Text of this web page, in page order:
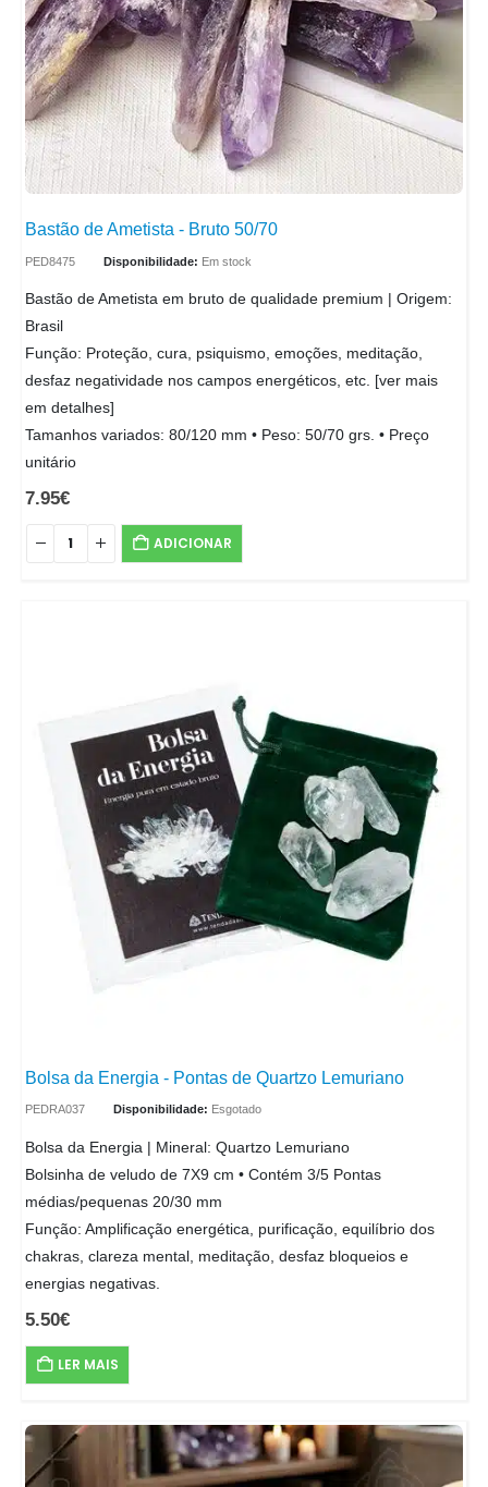
Bastão de Ametista - Bruto 50/70
PED8475 Disponibilidade: Em stock
Bastão de Ametista em bruto de qualidade premium | Origem:
Brasil
Função: Proteção, cura, psiquismo, emoções, meditação,
desfaz negatividade nos campos energéticos, etc. [ver mais
em detalhes]
Tamanhos variados: 80/120 mm • Peso: 50/70 grs. • Preço
unitário
7.95€
ADICIONAR
Bolsa da Energia - Pontas de Quartzo Lemuriano
PEDRA037 Disponibilidade: Esgotado
Bolsa da Energia | Mineral: Quartzo Lemuriano
Bolsinha de veludo de 7X9 cm • Contém 3/5 Pontas
médias/pequenas 20/30 mm
Função: Amplificação energética, purificação, equilíbrio dos
chakras, clareza mental, meditação, desfaz bloqueios e
energias negativas.
5.50€
LER MAIS